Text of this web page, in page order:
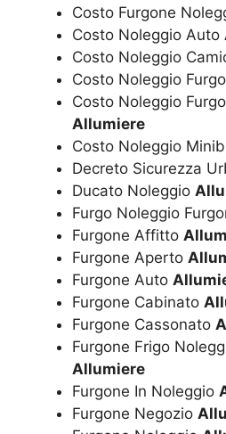
Costo Furgone
Costo Noleggio Auto
Costo Noleggio
Costo Noleggio
Costo Noleggio
Allumiere
Costo Noleggio
Decreto Sicurezza
Ducato Noleggio
Furgo Noleggio
Furgone Affitto
Furgone Aperto
Furgone Auto
Furgone Cabinato
Furgone Cassonato
Furgone Frigo
Allumiere
Furgone In Noleggio
Furgone Negozio